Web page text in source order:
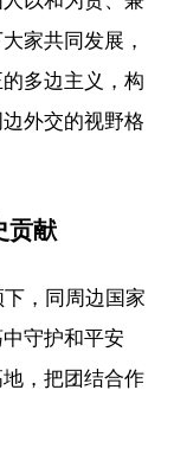
家共同发展，
多边主义，构
外交的视野格
贡献
，同周边国家
守护和平安
，把团结合作